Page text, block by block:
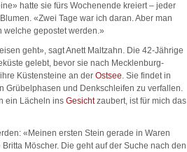
hatte sie fürs Wochenende kreiert – jeder
«Zwei Tage war ich daran. Aber man
welche gepostet werden.»
geht», sagt Anett Maltzahn. Die 42-Jährige
gelebt, bevor sie nach Mecklenburg-
Küstensteine an der Ostsee. Sie findet in
Grübelphasen und Denkschleifen zu verfallen.
ein Lächeln ins Gesichtzaubert, ist für mich das
«Meinen ersten Stein gerade in Waren
Möscher. Die geht auf der Suche nach den